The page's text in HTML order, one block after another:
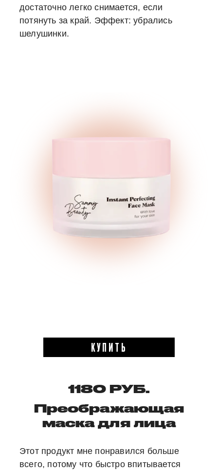
достаточно легко снимается, если
потянуть за край. Эффект: убрались
шелушинки.
КУПИТЬ
1180 РУБ.
Преображающая
маска для лица
Этот продукт мне понравился больше
всего, потому что быстро впитывается